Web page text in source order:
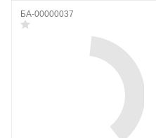
БА-00000037